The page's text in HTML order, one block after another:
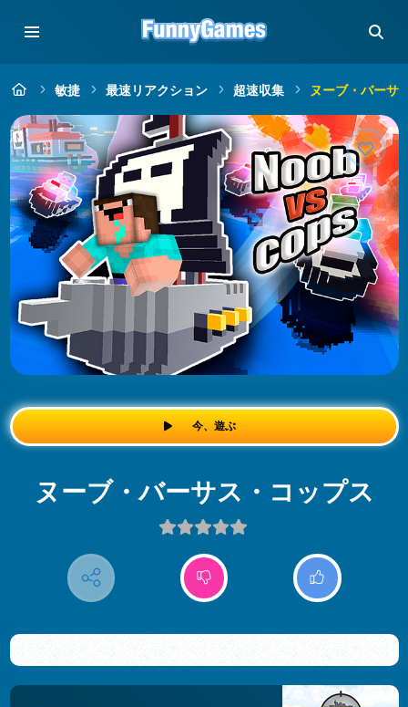
敏捷 最速リアクション 超速収集 ヌーブ・バーサ
今、遊ぶ
ヌーブ・バーサス・コップス